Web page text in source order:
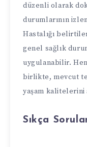
düzenli olarak
durumlarının
Hastalığı
genel sağlık
uygulanabilir.
birlikte, mevcut
yaşam kalitelerini
Sıkça